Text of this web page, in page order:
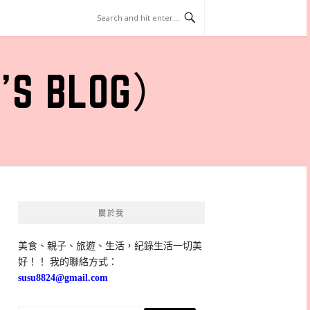
）
關於我
美食、親子、旅遊、生活，紀錄生活一切美
好！！ 我的聯絡方式：
susu8824@gmail.com